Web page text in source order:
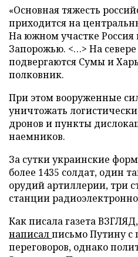
«Основная тяжесть
приходится на
На южном участке Россия
Запорожью. <…> На
подвергаются Сумы и
полковник.
При этом вооруженные
уничтожать
дронов и пункты
наемников.
За сутки украинские
более 1435 солдат, один
орудий артиллерии, три
станции
Как писала газета
написалписьмо Путину
переговоров, однако